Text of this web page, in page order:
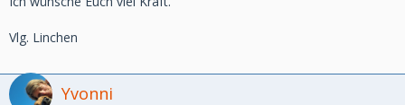
Vlg. Linchen
Yvonni